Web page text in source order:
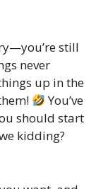
still
never
up in the
You’ve
should start
kidding?